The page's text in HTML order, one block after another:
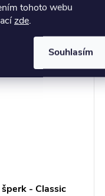
tohoto webu
zde.
Souhlasím
- Classic